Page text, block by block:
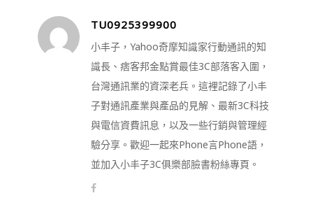
TU0925399900
小丰子，Yahoo奇摩知識家行動通訊的知
識長、痞客邦金點賞最佳3C部落客入圍，
台灣通訊業的資深老兵。這裡記錄了小丰
子對通訊產業與產品的見解、最新3C科技
與電信資費訊息，以及一些行銷與管理經
驗分享。歡迎一起來Phone言Phone語，
並加入小丰子3C俱樂部臉書粉絲專頁。